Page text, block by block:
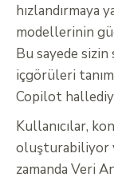
hızlandırmaya
modellerinin
Bu sayede sizin
içgörüleri
Copilot
Kullanıcılar,
oluşturabiliyor
zamanda Veri